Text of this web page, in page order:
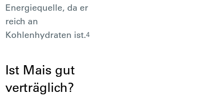
Energiequelle, da er
reich an
Kohlenhydraten ist.4
Ist Mais gut
verträglich?